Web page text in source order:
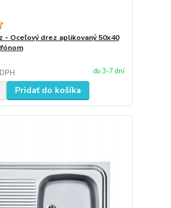
- Oceľový drez aplikovaný 50x40
do 3-7 dní
Pridať do košíka